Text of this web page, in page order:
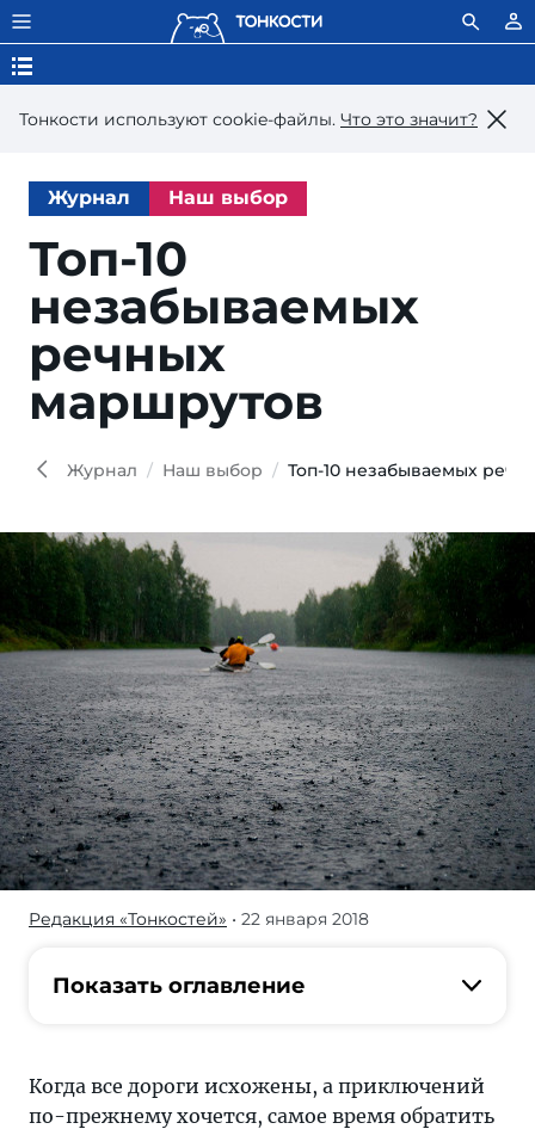
Тонкости используют сookie-файлы. Что это значит?
Журнал Наш выбор
Топ-10
незабываемых
речных
маршрутов
Журнал Наш выбор Топ-10 незабываемых
Журнал/
незабываемых
яркие
Редакция «Тонкостей» • 22 января 2018
Показать оглавление
Когда все дороги исхожены, а приключений
по-прежнему хочется, самое время обратить